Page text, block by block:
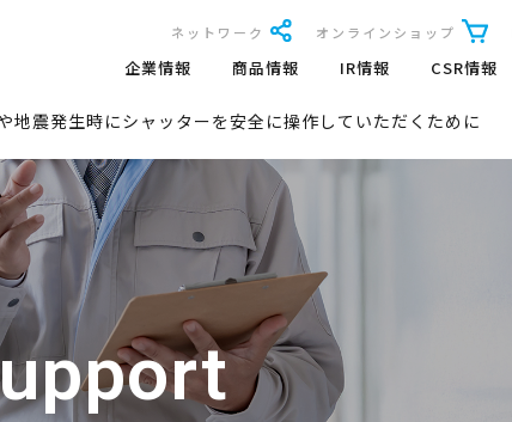
ネットワーク オンラインショップ
企業情報 商品情報 IR情報 CSR情報
地震発生時にシャッターを安全に操作していただくために